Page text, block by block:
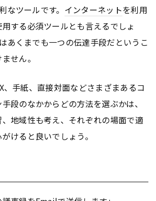
なツールです。 インターネットを利用
する必須ツールとも言えるでしょ
あくまでも一つの伝達手段だというこ
せん。
、手紙、直接対面などさまざまあるコ
段のなかからどの方法を選ぶかは、
地域性も考え、それぞれの場面で適
けると良いでしょう。